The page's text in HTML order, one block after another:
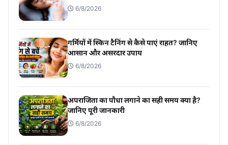
6/8/2026
गर्मियों में स्किन टैनिंग से कैसे पाएं राहत? जानिए
आसान और असरदार उपाय
6/8/2026
अपराजिता का पौधा लगाने का सही समय क्या है?
जानिए पूरी जानकारी
6/8/2026